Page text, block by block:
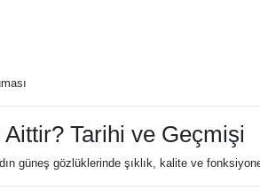
Tarihi ve Geçmişi
güneş gözlüklerinde şıklık, kalite ve